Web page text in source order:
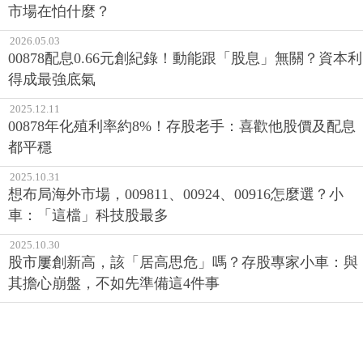
市場在怕什麼？
2026.05.03
00878配息0.66元創紀錄！動能跟「股息」無關？資本利
得成最強底氣
2025.12.11
00878年化殖利率約8%！存股老手：喜歡他股價及配息
都平穩
2025.10.31
想布局海外市場，009811、00924、00916怎麼選？小
車：「這檔」科技股最多
2025.10.30
股市屢創新高，該「居高思危」嗎？存股專家小車：與
其擔心崩盤，不如先準備這4件事